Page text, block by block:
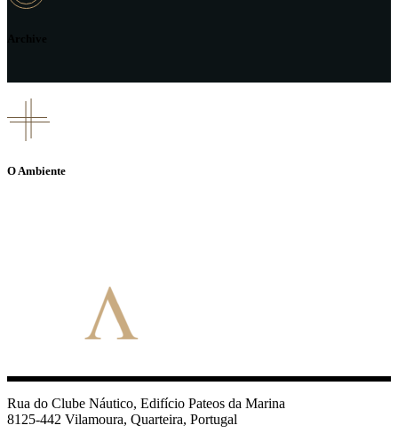
O Ambiente
Rua do Clube Náutico, Edifício Pateos da Marina
8125-442 Vilamoura, Quarteira, Portugal